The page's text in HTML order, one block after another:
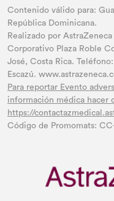
Contenido válido para:
República Dominicana.
Realizado por
Corporativo Plaza Roble
José, Costa Rica.
Escazú.
Para reportar Evento
información médica hacer
https://
Código de Promomats: